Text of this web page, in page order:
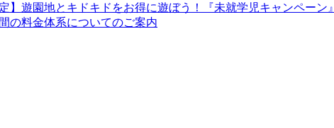
】遊園地とキドキドをお得に遊ぼう！『未就学児キャンペーン』
の料金体系についてのご案内